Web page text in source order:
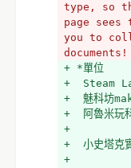
type, so
page
you to
documents!
+ *單位
+  Steam
+  魅科坊
+  阿魯米玩
+
+  小史塔克
+